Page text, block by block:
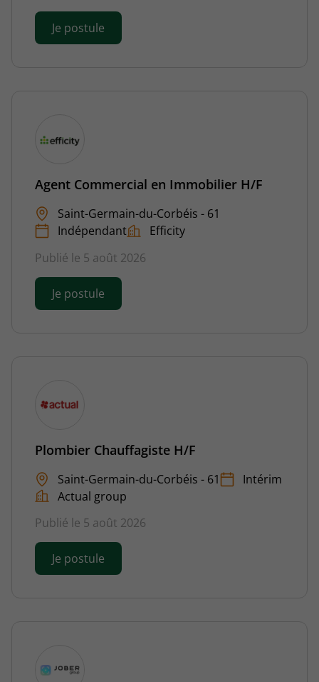
Je postule
Agent Commercial en Immobilier H/F
Saint-Germain-du-Corbéis - 61
Indépendant
Efficity
Publié le 5 août 2026
Je postule
Plombier Chauffagiste H/F
Saint-Germain-du-Corbéis - 61
Intérim
Actual group
Publié le 5 août 2026
Je postule